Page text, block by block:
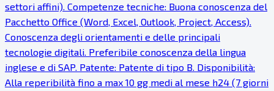
settori affini). Competenze tecniche: Buona conoscenza del
Pacchetto Office (Word, Excel, Outlook, Project, Access).
Conoscenza degli orientamenti e delle principali
tecnologie digitali. Preferibile conoscenza della lingua
inglese e di SAP. Patente: Patente di tipo B. Disponibilità:
Alla reperibilità fino a max 10 gg medi al mese h24 (7 giorni